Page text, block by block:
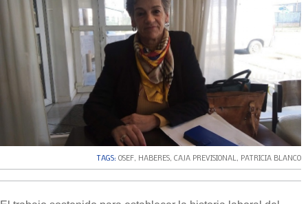
TAGS: OSEF, HABERES, CAJA PREVISIONAL, PATRICIA BLANCO